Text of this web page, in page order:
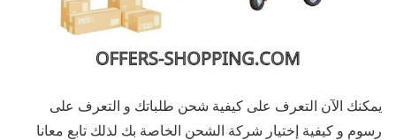
يمكنك الآن التعرف على كيفية شحن طلباتك و التعرف على
رسوم و كيفية إختيار شركة الشحن الخاصة بك لذلك تابع معانا